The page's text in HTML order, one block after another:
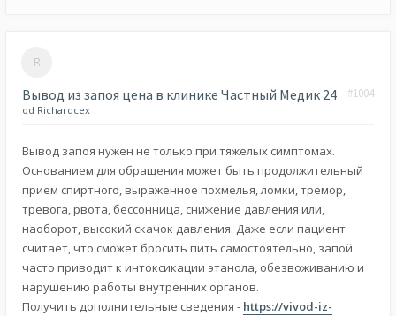
Вывод из запоя цена в клинике Частный Медик 24 #1004
od Richardcex
Вывод запоя нужен не только при тяжелых симптомах.
Основанием для обращения может быть продолжительный
прием спиртного, выраженное похмелья, ломки, тремор,
тревога, рвота, бессонница, снижение давления или,
наоборот, высокий скачок давления. Даже если пациент
считает, что сможет бросить пить самостоятельно, запой
часто приводит к интоксикации этанола, обезвоживанию и
нарушению работы внутренних органов.
Получить дополнительные сведения - https://vivod-iz-